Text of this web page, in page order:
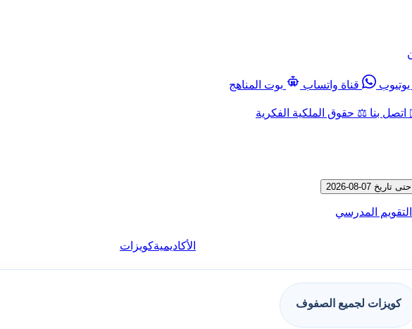
يوتيوب قناة واتساب
بوت المناهج
اتصل بنا ⚖️ حقوق الملكية الفكرية
07-08-2026
التقويم المدرسي
الأكاديميةكويزات
كويزات لجميع الصفوف